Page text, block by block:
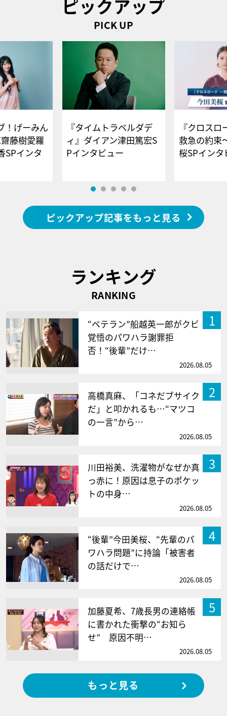
ピックアップ
PICK UP
！げーみん
藤樹愛羅
SPインタ
『タイムトラベルダデ
ィ』ダイアン津田篤宏S
Pインタビュー
『クロス
救急の約束
桜SPイ
ピックアップ記事をもっと見る
ランキング
RANKING
1
“ベテラン”船越英一郎がクビ
覚悟のパワハラ謝罪拒
否！“後輩”だけ…
2026.08.05
2
高橋真麻、「コネだブサイク
だ」と叩かれるも…“マツコ
の一言”から…
2026.08.05
3
川田裕美、洗濯物がなぜか真
っ赤に！原因は息子のポケッ
トの中身…
2026.08.05
4
“後輩”今田美桜、“先輩のパ
ワハラ問題”に持論「被害者
の話だけで…
2026.08.05
5
加藤夏希、7歳長男の連絡帳
に書かれた衝撃の“お知ら
せ” 原因不明…
2026.08.05
もっと見る